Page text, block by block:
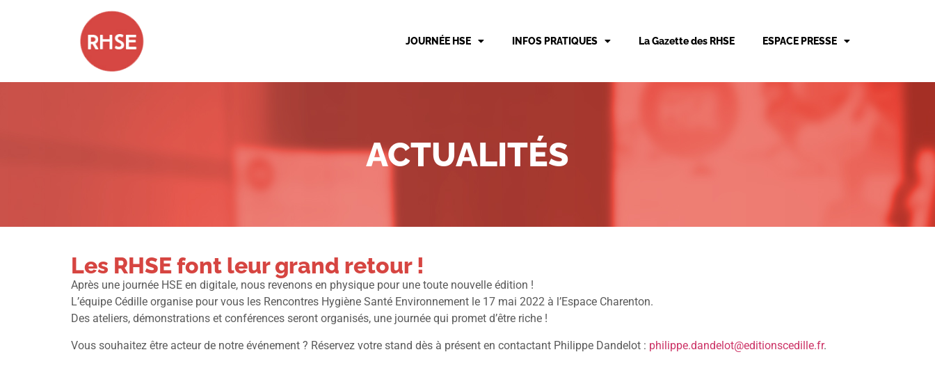
JOURNÉE HSE INFOS PRATIQUES La Gazette des RHSE ESPACE PRESSE
ACTUALITÉS
Les RHSE font leur grand retour !
Après une journée HSE en digitale, nous revenons en physique pour une toute nouvelle édition !
L’équipe Cédille organise pour vous les Rencontres Hygiène Santé Environnement le 17 mai 2022 à l’Espace Charenton.
Des ateliers, démonstrations et conférences seront organisés, une journée qui promet d’être riche !
Vous souhaitez être acteur de notre événement ? Réservez votre stand dès à présent en contactant Philippe Dandelot : philippe.dandelot@editionscedille.fr.